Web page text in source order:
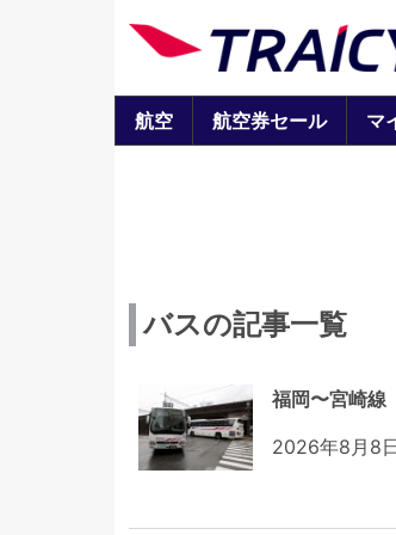
航空 航空券セール マ
バスの記事一覧
福岡〜宮崎線
2026年8月8